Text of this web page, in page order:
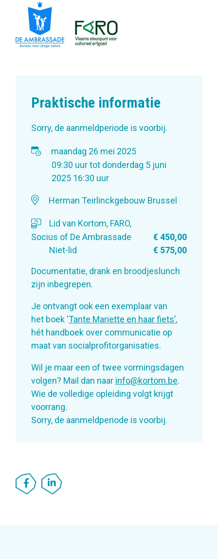
Praktische informatie
Sorry, de aanmeldperiode is voorbij.
maandag 26 mei 2025
09:30 uur tot donderdag 5 juni
2025 16:30 uur
Herman Teirlinckgebouw Brussel
Lid van Kortom, FARO,
Socius of De Ambrassade
€ 450,00
Niet-lid
€ 575,00
Documentatie, drank en broodjeslunch
zijn inbegrepen.
Je ontvangt ook een exemplaar van
het boek ‘Tante Mariette en haar fiets’,
hét handboek over communicatie op
maat van socialprofitorganisaties.
Wil je maar een of twee vormingsdagen
volgen? Mail dan naar info@kortom.be.
Wie de volledige opleiding volgt krijgt
voorrang.
Sorry, de aanmeldperiode is voorbij.